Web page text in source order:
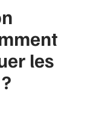
les